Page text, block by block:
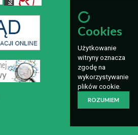
Cookies
Użytkowanie
witryny oznacza
zgodę na
wykorzystywanie
plików cookie.
ROZUMIEM